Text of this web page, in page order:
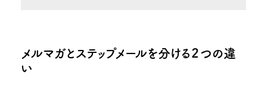
メルマガとステップメールを分ける２つの違
い